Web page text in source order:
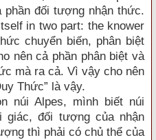
phần đối tượng nhận thức.
in two part: the knower
chuyển biến, phân biệt
nên cả phần phân biệt và
mà ra cả. Vì vậy cho nên
Thức” là vậy.
núi Alpes, mình biết núi
đối tượng của nhận
thì phải có chủ thể của